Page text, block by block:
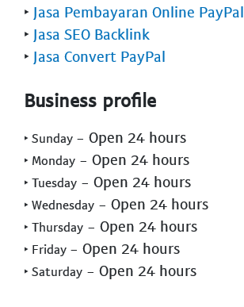
‣ Jasa Pembayaran Online PayPal
‣ Jasa SEO Backlink
‣ Jasa Convert PayPal
Business profile
‣ Sunday - Open 24 hours
‣ Monday - Open 24 hours
‣ Tuesday - Open 24 hours
‣ Wednesday - Open 24 hours
‣ Thursday - Open 24 hours
‣ Friday - Open 24 hours
‣ Saturday - Open 24 hours